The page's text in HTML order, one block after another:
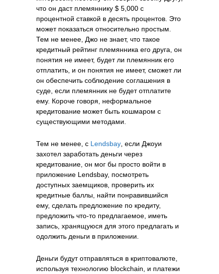
что он даст племяннику $ 5,000 с
процентной ставкой в ​​десять процентов. Это
может показаться относительно простым.
Тем не менее, Джо не знает, что такое
кредитный рейтинг племянника его друга, он
понятия не имеет, будет ли племянник его
отплатить, и он понятия не имеет, сможет ли
он обеспечить соблюдение соглашения в
суде, если племянник не будет отплатите
ему. Короче говоря, неформальное
кредитование может быть кошмаром с
существующими методами.
Тем не менее, с Lendsbay, если Джоуи
захотел заработать деньги через
кредитование, он мог бы просто войти в
приложение Lendsbay, посмотреть
доступных заемщиков, проверить их
кредитные баллы, найти понравившийся
ему, сделать предложение по кредиту,
предложить что-то предлагаемое, иметь
запись, хранящуюся для этого предлагать и
одолжить деньги в приложении.
Деньги будут отправляться в криптовалюте,
используя технологию blockchain, и платежи